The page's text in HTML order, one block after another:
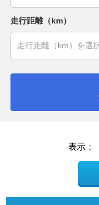
走行距離（km）
表示：